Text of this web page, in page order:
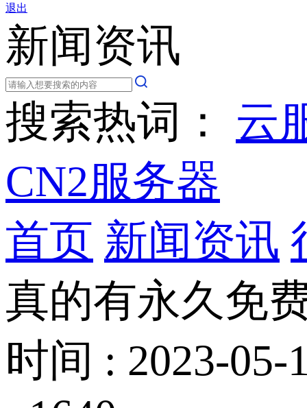
退出
新闻资讯
搜索热词： 云
CN2服务器
首页 新闻资讯
真的有永久免
时间 : 2023-05-